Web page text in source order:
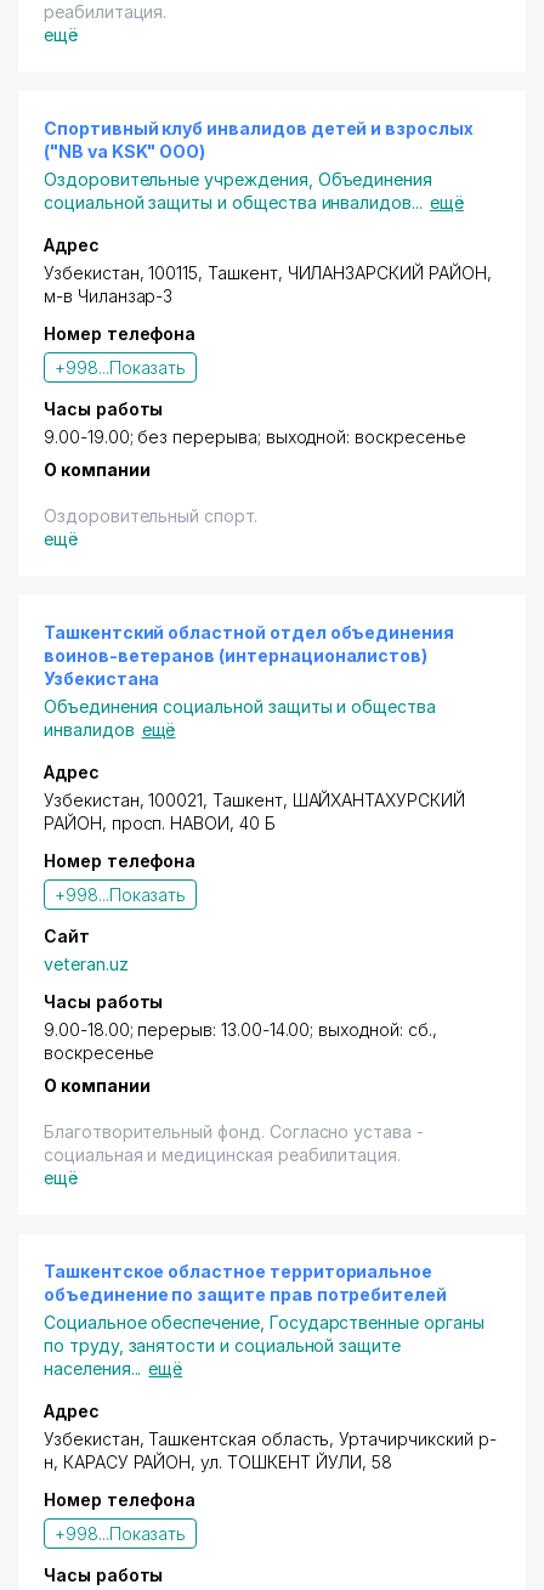
реабилитация.
ещё
Спортивный клуб инвалидов детей и взрослых
("NB va KSK" ООО)
Оздоровительные учреждения Объединения
социальной защиты и общества инвалидов... ещё
Адрес
Узбекистан, 100115, Ташкент, ЧИЛАНЗАРСКИЙ РАЙОН,
м-в Чиланзар-3
Номер телефона
+998...Показать
Часы работы
9.00-19.00; без перерыва; выходной: воскресенье
О компании
Оздоровительный спорт.
ещё
Ташкентский областной отдел объединения
воинов-ветеранов (интернационалистов)
Узбекистана
Объединения социальной защиты и общества
инвалидов ещё
Адрес
Узбекистан, 100021, Ташкент, ШАЙХАНТАХУРСКИЙ
РАЙОН, просп. НАВОИ, 40 Б
Номер телефона
+998...Показать
Сайт
veteran.uz
Часы работы
9.00-18.00; перерыв: 13.00-14.00; выходной: сб.,
воскресенье
О компании
Благотворительный фонд. Согласно устава -
социальная и медицинская реабилитация.
ещё
Ташкентское областное территориальное
объединение по защите прав потребителей
Социальное обеспечение, Государственные органы
по труду, занятости и социальной защите
населения... ещё
Адрес
Узбекистан, Ташкентская область, Уртачирчикский р-
н, КАРАСУ РАЙОН,ул. ТОШКЕНТ ЙУЛИ, 58
Номер телефона
+998...Показать
Часы работы